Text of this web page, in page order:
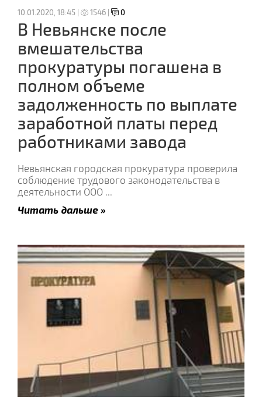
10.01.2020, 18:45 | 1546 | 0
В Невьянске после
вмешательства
прокуратуры погашена в
полном объеме
задолженность по выплате
заработной платы перед
работниками завода
Невьянская городская прокуратура проверила
соблюдение трудового законодательства в
деятельности ООО ...
Читать дальше »